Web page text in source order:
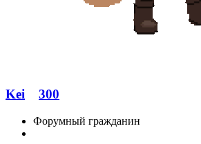
Kei 300
Форумный гражданин